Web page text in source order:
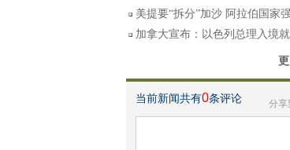
美提要“拆分”加沙 阿拉伯国家
加拿大宣布：以色列总理入境
当前新闻共有0条评论 分享